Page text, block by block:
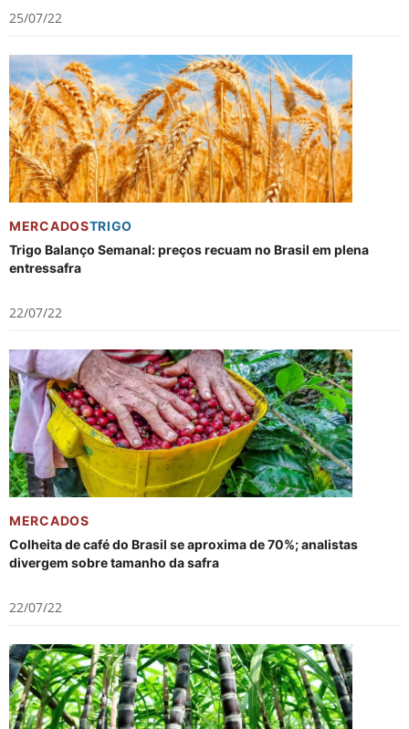
25/07/22
MERCADOSTRIGO
Trigo Balanço Semanal: preços recuam no Brasil em plena
entressafra
22/07/22
MERCADOS
Colheita de café do Brasil se aproxima de 70%; analistas
divergem sobre tamanho da safra
22/07/22